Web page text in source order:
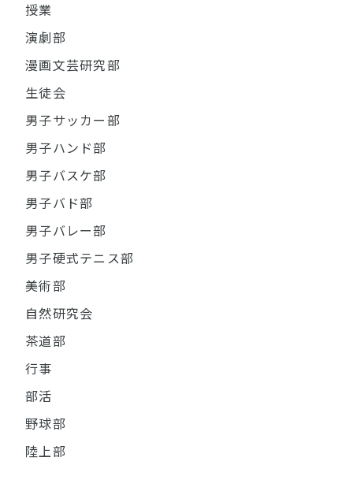
授業
演劇部
漫画文芸研究部
生徒会
男子サッカー部
男子ハンド部
男子バスケ部
男子バド部
男子バレー部
男子硬式テニス部
美術部
自然研究会
茶道部
行事
部活
野球部
陸上部